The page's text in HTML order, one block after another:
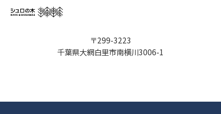
〒299-3223
千葉県大網白里市南横川3006-1